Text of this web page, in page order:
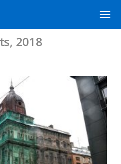
2018